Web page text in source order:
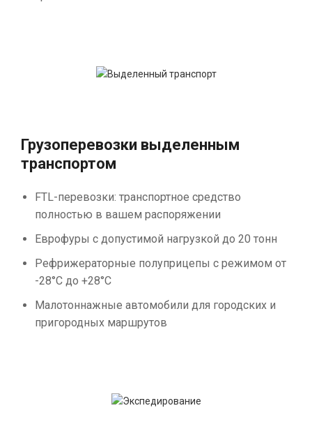
Грузоперевозки выделенным
транспортом
FTL-перевозки: транспортное средство
полностью в вашем распоряжении
Еврофуры с допустимой нагрузкой до 20 тонн
Рефрижераторные полуприцепы с режимом от
-28°С до +28°С
Малотоннажные автомобили для городских и
пригородных маршрутов